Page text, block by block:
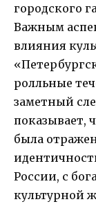
городского
Важным
влияния
ролльные
заметный
показывает,
была
России, с
культурной